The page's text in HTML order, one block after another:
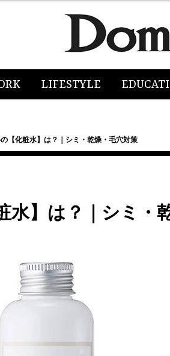
LIFESTYLE
【化粧水】は？｜シミ・乾燥・毛穴対策
水】は？｜シミ・